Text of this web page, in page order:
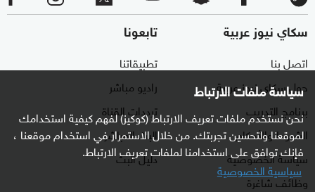
سياسة ملفات الارتباط
نحن نستخدم ملفات تعريف الارتباط (كوكيز) لفهم كيفية استخدامك
لموقعنا ولتحسين تجربتك. من خلال الاستمرار في استخدام موقعنا ،
فإنك توافق على استخدامنا لملفات تعريف الارتباط.
سياسية الخصوصية
سكاي نيوز عربية
اتصل بنا
حول سكاي نيوز عربية
برنامج التدريب
الشروط والأحكام
سياسة الخصوصية
وظائف شاغرة
تابعونا
تطبيقاتنا
راديو مباشر
ترددات القناة
البث المباشر
دليل البث